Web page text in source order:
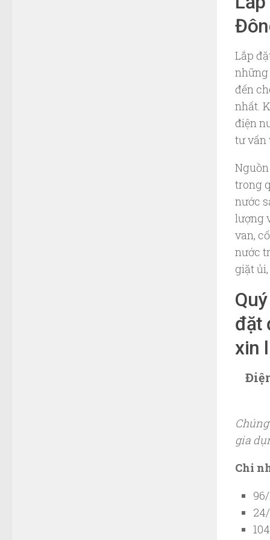
Lắp
những
đến
nhất.
điện
tư vấn
trong
nước
lượng
van,
nước
giặt
đặt
xin
gia
Chi